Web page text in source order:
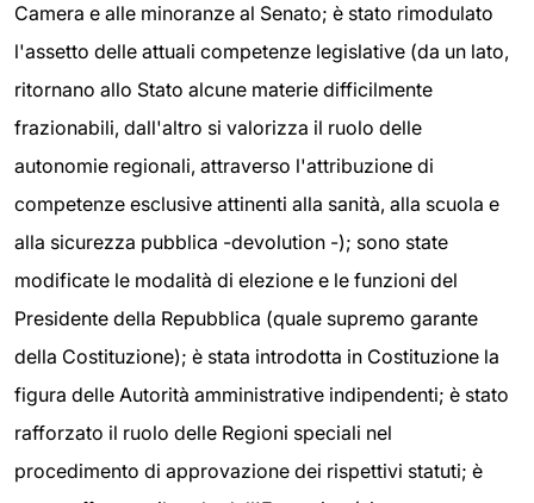
Camera e alle minoranze al Senato; è stato rimodulato
l'assetto delle attuali competenze legislative (da un lato,
ritornano allo Stato alcune materie difficilmente
frazionabili, dall'altro si valorizza il ruolo delle
autonomie regionali, attraverso l'attribuzione di
competenze esclusive attinenti alla sanità, alla scuola e
alla sicurezza pubblica -devolution -); sono state
modificate le modalità di elezione e le funzioni del
Presidente della Repubblica (quale supremo garante
della Costituzione); è stata introdotta in Costituzione la
figura delle Autorità amministrative indipendenti; è stato
rafforzato il ruolo delle Regioni speciali nel
procedimento di approvazione dei rispettivi statuti; è